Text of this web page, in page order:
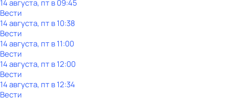
14 августа, пт в 09:45
Вести
14 августа, пт в 10:38
Вести
14 августа, пт в 11:00
Вести
14 августа, пт в 12:00
Вести
14 августа, пт в 12:34
Вести